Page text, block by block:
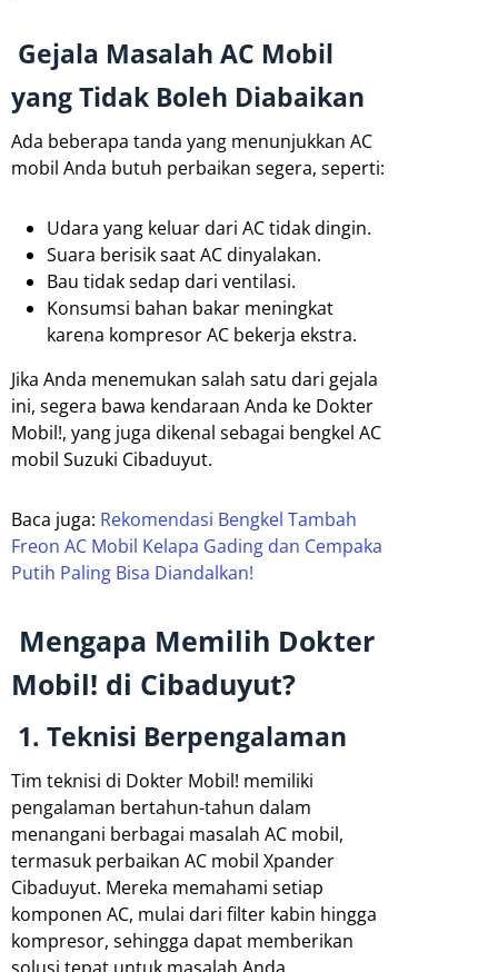
Gejala Masalah AC Mobil
yang Tidak Boleh Diabaikan
Ada beberapa tanda yang menunjukkan AC
mobil Anda butuh perbaikan segera, seperti:
Udara yang keluar dari AC tidak dingin.
Suara berisik saat AC dinyalakan.
Bau tidak sedap dari ventilasi.
Konsumsi bahan bakar meningkat
karena kompresor AC bekerja ekstra.
Jika Anda menemukan salah satu dari gejala
ini, segera bawa kendaraan Anda ke Dokter
Mobil!, yang juga dikenal sebagai bengkel AC
mobil Suzuki Cibaduyut.
Baca juga: Rekomendasi Bengkel Tambah
Freon AC Mobil Kelapa Gading dan Cempaka
Putih Paling Bisa Diandalkan!
Mengapa Memilih Dokter
Mobil! di Cibaduyut?
1. Teknisi Berpengalaman
Tim teknisi di Dokter Mobil! memiliki
pengalaman bertahun-tahun dalam
menangani berbagai masalah AC mobil,
termasuk perbaikan AC mobil Xpander
Cibaduyut. Mereka memahami setiap
komponen AC, mulai dari filter kabin hingga
kompresor, sehingga dapat memberikan